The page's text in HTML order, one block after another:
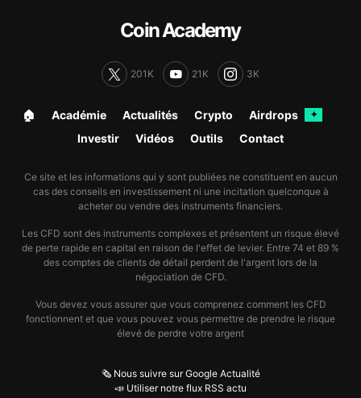
Coin Academy
201K 21K 3K
🏠︎ Académie Actualités Crypto Airdrops ✦
Investir Vidéos Outils Contact
Ce site et les informations qui y sont publiées ne constituent en aucun
cas des conseils en investissement ni une incitation quelconque à
acheter ou vendre des instruments financiers.
Les CFD sont des instruments complexes et présentent un risque élevé
de perte rapide en capital en raison de l'effet de levier. Entre 74 et 89 %
des comptes de clients de détail perdent de l'argent lors de la
négociation de CFD.
Vous devez vous assurer que vous comprenez comment les CFD
fonctionnent et que vous pouvez vous permettre de prendre le risque
élevé de perdre votre argent
🗞️ Nous suivre sur Google Actualité
📣 Utiliser notre flux RSS actu